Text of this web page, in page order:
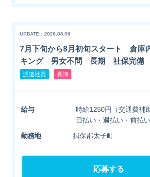
UPDATE：2026.08.06
7月下旬から8月初旬スタート 倉庫
キング 男女不問 長期 社保完備
派遣社員 長期
給与
時給1250円（交通費補
日払い・週払い・前払
勤務地
揖保郡太子町
応募する